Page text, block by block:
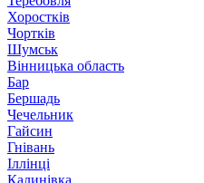
Хоростків
Чортків
Шумськ
Вінницька область
Бар
Бершадь
Чечельник
Гайсин
Гнівань
Іллінці
Калинівка